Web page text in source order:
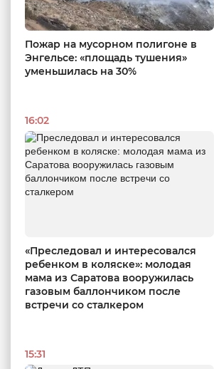
Пожар на мусорном полигоне в
Энгельсе: «площадь тушения»
уменьшилась на 30%
16:02
«Преследовал и интересовался
ребенком в коляске»: молодая
мама из Саратова вооружилась
газовым баллончиком после
встречи со сталкером
15:31